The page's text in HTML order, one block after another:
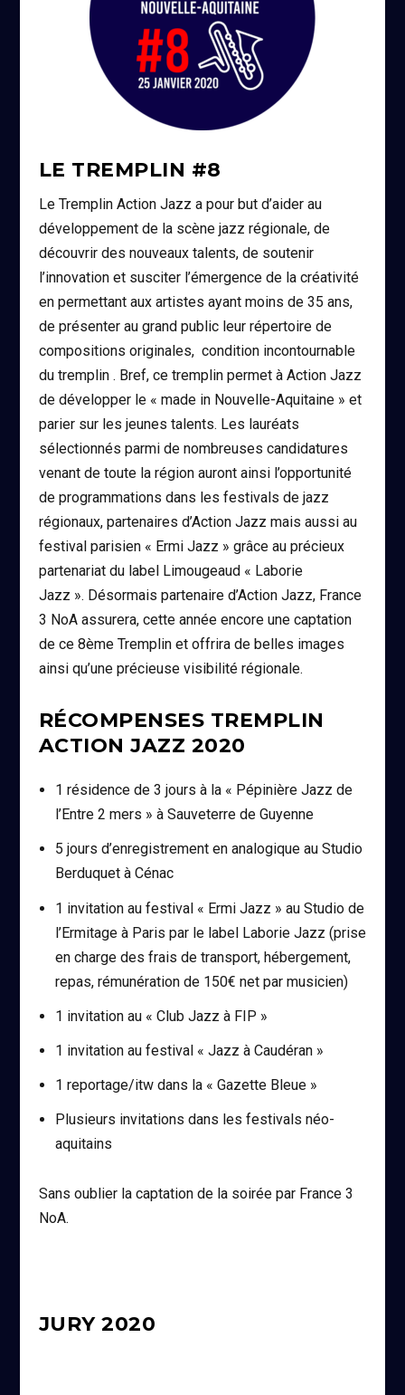
LE TREMPLIN #8
Le Tremplin Action Jazz a pour but d’aider au
développement de la scène jazz régionale, de
découvrir des nouveaux talents, de soutenir
l’innovation et susciter l’émergence de la créativité
en permettant aux artistes ayant moins de 35 ans,
de présenter au grand public leur répertoire de
compositions originales, condition incontournable
du tremplin . Bref, ce tremplin permet à Action Jazz
de développer le « made in Nouvelle-Aquitaine » et
parier sur les jeunes talents. Les lauréats
sélectionnés parmi de nombreuses candidatures
venant de toute la région auront ainsi l’opportunité
de programmations dans les festivals de jazz
régionaux, partenaires d’Action Jazz mais aussi au
festival parisien « Ermi Jazz » grâce au précieux
partenariat du label Limougeaud « Laborie
Jazz ». Désormais partenaire d’Action Jazz, France
3 NoA assurera, cette année encore une captation
de ce 8ème Tremplin et offrira de belles images
ainsi qu’une précieuse visibilité régionale.
RÉCOMPENSES TREMPLIN
ACTION JAZZ 2020
1 résidence de 3 jours à la « Pépinière Jazz de
l’Entre 2 mers » à Sauveterre de Guyenne
5 jours d’enregistrement en analogique au Studio
Berduquet à Cénac
1 invitation au festival « Ermi Jazz » au Studio de
l’Ermitage à Paris par le label Laborie Jazz (prise
en charge des frais de transport, hébergement,
repas, rémunération de 150€ net par musicien)
1 invitation au « Club Jazz à FIP »
1 invitation au festival « Jazz à Caudéran »
1 reportage/itw dans la « Gazette Bleue »
Plusieurs invitations dans les festivals néo-
aquitains
Sans oublier la captation de la soirée par France 3
NoA.
JURY 2020